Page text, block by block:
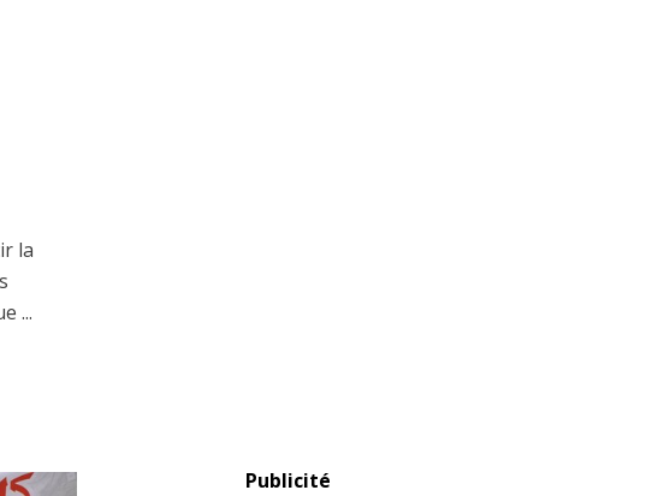
la
...
Publicité